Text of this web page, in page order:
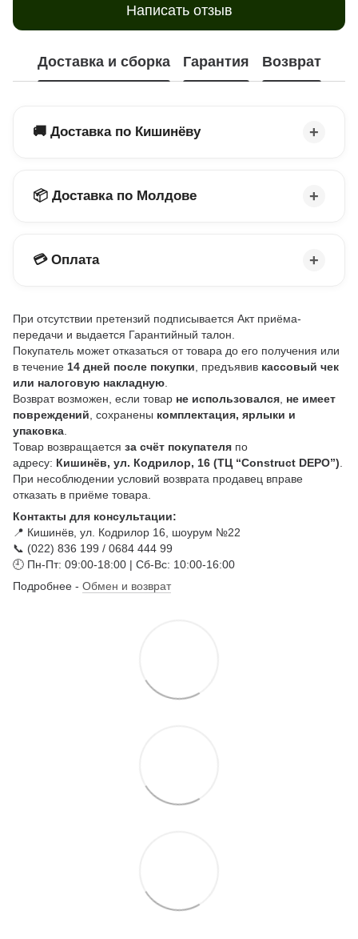
Написать отзыв
Доставка и сборка Гарантия Возврат
🚚 Доставка по Кишинёву
📦 Доставка по Молдове
💳 Оплата
При отсутствии претензий подписывается Акт приёма-
передачи и выдается Гарантийный талон.
Покупатель может отказаться от товара до его получения или
в течение 14 дней после покупки , предъявив кассовый чек
или налоговую накладную
Возврат возможен, если товар не использовался не имеет
повреждений , сохранены комплектация, ярлыки и
упаковка
Товар возвращается за счёт покупателя по
адресу: Кишинёв, ул. Кодрилор, 16 (ТЦ “Construct DEPO”)
При несоблюдении условий возврата продавец вправе
отказать в приёме товара.
Контакты для консультации:
📍 Кишинёв, ул. Кодрилор 16, шоурум №22
📞 (022) 836 199 / 0684 444 99
🕘 Пн-Пт: 09:00-18:00 | Сб-Вс: 10:00-16:00
Подробнее - Обмен и возврат